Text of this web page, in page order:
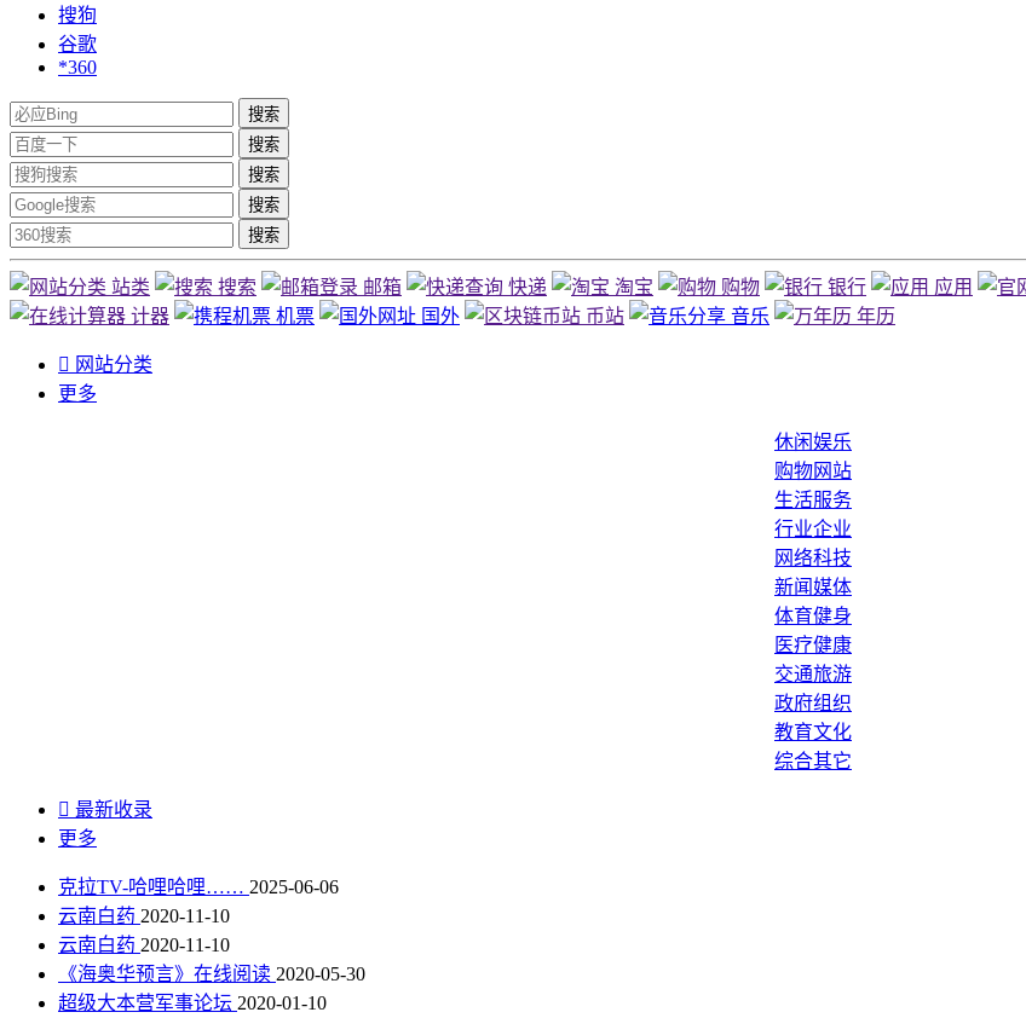
搜狗
谷歌
*360
搜索
搜索
搜索
搜索
搜索
站类 搜索 邮箱 快递 淘宝 购物 银行 应用
计器
机票 国外 币站 音乐 年历
 网站分类
更多
休闲娱乐
购物网站
生活服务
行业企业
网络科技
新闻媒体
体育健身
医疗健康
交通旅游
政府组织
教育文化
综合其它
 最新收录
更多
克拉TV-哈哩哈哩…… 2025-06-06
云南白药 2020-11-10
云南白药 2020-11-10
《海奥华预言》在线阅读 2020-05-30
超级大本营军事论坛 2020-01-10